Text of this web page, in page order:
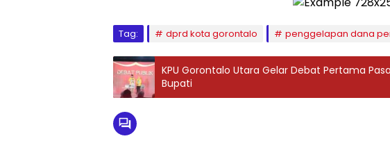
Tag: dprd kota gorontalo penggelapan dana
KPU Gorontalo Utara Gelar Debat Pertama
Bupati